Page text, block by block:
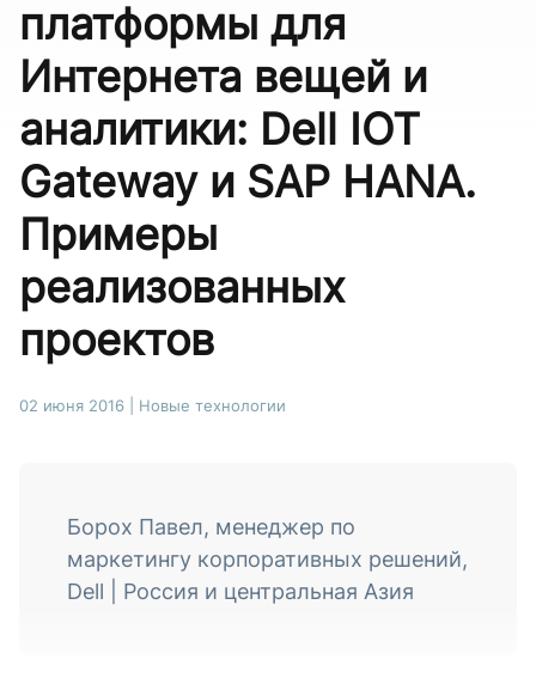
платформы для
Интернета вещей и
аналитики: Dell IOT
Gateway и SAP HANA.
Примеры
реализованных
проектов
02 июня 2016 Новые технологии
Борох Павел, менеджер по
маркетингу корпоративных решений,
Dell | Россия и центральная Азия